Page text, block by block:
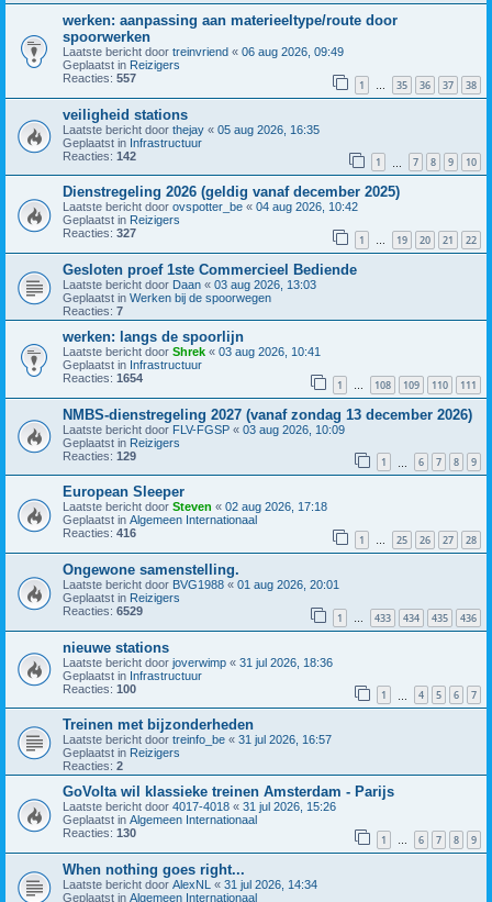
werken: aanpassing aan materieeltype/route door
spoorwerken
Laatste bericht door treinvriend « 06 aug 2026, 09:49
Geplaatst in Reizigers
Reacties: 557 1 … 35 36 37 38
veiligheid stations
Laatste bericht door thejay « 05 aug 2026, 16:35
Geplaatst in Infrastructuur
Reacties: 142 1 7 8 9 10
Dienstregeling 2026 (geldig vanaf december 2025)
Laatste bericht door ovspotter_be « 04 aug 2026, 10:42
Geplaatst in Reizigers
Reacties: 327 1 … 19 20 21 22
Gesloten proef 1ste Commercieel Bediende
Laatste bericht door Daan « 03 aug 2026, 13:03
Geplaatst in Werken bij de spoorwegen
Reacties: 7
werken: langs de spoorlijn
Laatste bericht door Shrek « 03 aug 2026, 10:41
Geplaatst in Infrastructuur
Reacties: 1654 1 … 108 109 110 111
NMBS-dienstregeling 2027 (vanaf zondag 13 december 2026)
Laatste bericht door FLV-FGSP « 03 aug 2026, 10:09
Geplaatst in Reizigers
Reacties: 129 1 6 7 8 9
European Sleeper
Laatste bericht door Steven « 02 aug 2026, 17:18
Geplaatst in Algemeen Internationaal
Reacties: 416 1 … 25 26 27 28
Ongewone samenstelling.
Laatste bericht door BVG1988 « 01 aug 2026, 20:01
Geplaatst in Reizigers
Reacties: 6529 1 … 433 434 435 436
nieuwe stations
Laatste bericht door joverwimp « 31 jul 2026, 18:36
Geplaatst in Infrastructuur
Reacties: 100 1 4 5 6 7
Treinen met bijzonderheden
Laatste bericht door treinfo_be « 31 jul 2026, 16:57
Geplaatst in Reizigers
Reacties: 2
GoVolta wil klassieke treinen Amsterdam - Parijs
Laatste bericht door 4017-4018 « 31 jul 2026, 15:26
Geplaatst in Algemeen Internationaal
Reacties: 130 1 … 6 7 8 9
When nothing goes right...
Laatste bericht door AlexNL « 31 jul 2026, 14:34
Geplaatst in Algemeen Internationaal